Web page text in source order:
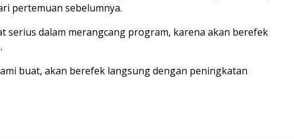
pertemuan sebelumnya.
serius dalam merangcang program, karena akan berefek
buat, akan berefek langsung dengan peningkatan